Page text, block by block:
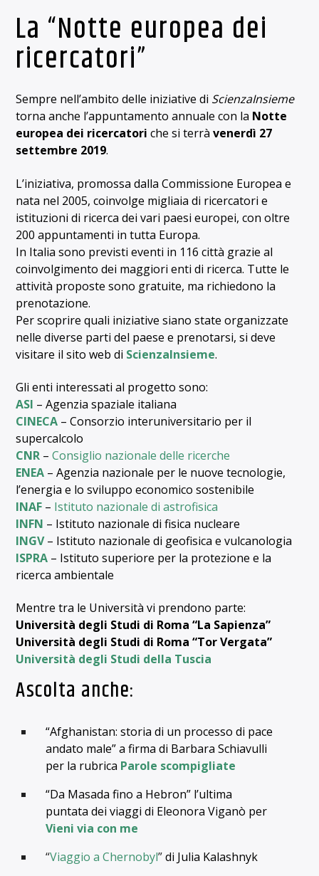
La “Notte europea dei
ricercatori”
Sempre nell’ambito delle iniziative di ScienzaInsieme
torna anche l’appuntamento annuale con la Notte
europea dei ricercatori che si terràvenerdì 27
settembre 2019.
L’iniziativa, promossa dalla Commissione Europea e
nata nel 2005, coinvolge migliaia di ricercatori e
istituzioni di ricerca dei vari paesi europei, con oltre
200 appuntamenti in tutta Europa.
In Italia sono previsti eventi in 116 città grazie al
coinvolgimento dei maggiori enti di ricerca. Tutte le
attività proposte sono gratuite, ma richiedono la
prenotazione.
Per scoprire quali iniziative siano state organizzate
nelle diverse parti del paese e prenotarsi, si deve
visitare il sito web di ScienzaInsieme.
Gli enti interessati al progetto sono:
ASI – Agenzia spaziale italiana
CINECA – Consorzio interuniversitario per il
supercalcolo
CNR –Consiglio nazionale delle ricerche
ENEA – Agenzia nazionale per le nuove tecnologie,
l’energia e lo sviluppo economico sostenibile
INAF – Istituto nazionale di astrofisica
INFN – Istituto nazionale di fisica nucleare
INGV– Istituto nazionale di geofisica e vulcanologia
ISPRA – Istituto superiore per la protezione e la
ricerca ambientale
Mentre tra le Università vi prendono parte:
Università degli Studi di Roma “La Sapienza”
Università degli Studi di Roma “Tor Vergata”
Università degli Studi della Tuscia
Ascolta anche:
“Afghanistan: storia di un processo di pace
andato male” a firma di Barbara Schiavulli
per la rubrica Parole scompigliate
“Da Masada fino a Hebron” l’ultima
puntata dei viaggi di Eleonora Viganò per
Vieni via con me
“Viaggio a Chernobyl”di Julia Kalashnyk